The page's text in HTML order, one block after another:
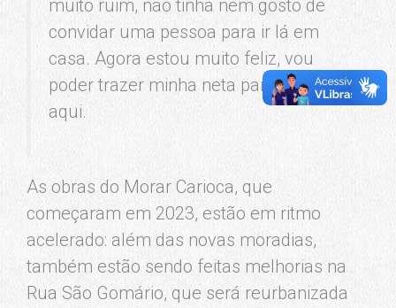
muito ruim, não tinha nem gosto de
convidar uma pessoa para ir lá em
casa. Agora estou muito feliz, vou
poder trazer minha neta para brincar
aqui.
As obras do Morar Carioca, que
começaram em 2023, estão em ritmo
acelerado: além das novas moradias,
também estão sendo feitas melhorias na
Rua São Gomário, que será reurbanizada